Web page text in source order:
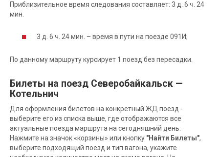
Приблизительное время следования составляет: 3 д. 6 ч. 24
мин.
3 д. 6 ч. 24 мин. – время в пути на поезде 091И;
По данному маршруту курсирует 1 поезд без пересадки.
Билеты на поезд Северобайкальск —
Котельнич
Для оформления билетов на конкретный ЖД поезд -
выберите его из списка выше, где отображаются все
актуальные поезда маршрута на сегодняшний день.
Нажмите на значок «корзины» или кнопку "Найти Билеты",
выберите подходящий поезд и тип вагона, укажите